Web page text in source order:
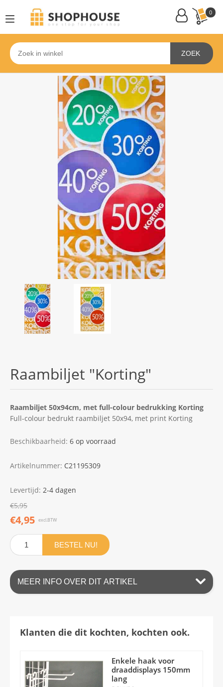
0
ZOEK
Raambiljet "Korting"
Raambiljet 50x94cm, met full-colour bedrukking Korting
Full-colour bedrukt raambiljet 50x94, met print Korting
Beschikbaarheid: 6 op voorraad
Artikelnummer: C21195309
Levertijd: 2-4 dagen
€5,95
€4,95 excl.BTW
BESTEL NU!
MEER INFO OVER DIT ARTIKEL
Klanten die dit kochten, kochten ook.
Enkele haak voor
draaddisplays 150mm
lang